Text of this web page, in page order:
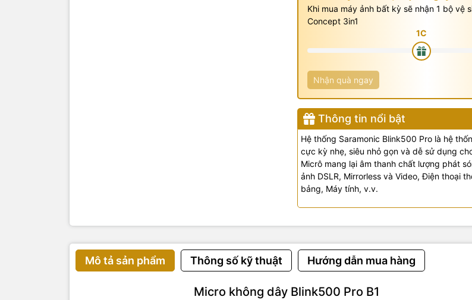
Khi mua máy ảnh bất kỳ sẽ nhận 1 bộ vệ
Concept 3in1
Nhận quà ngay
Thông tin nổi bật
Hệ thống Saramonic Blink500 Pro là hệ
cực kỳ nhẹ, siêu nhỏ gọn và dễ sử dụng
Micrô mang lại âm thanh chất lượng phát
ảnh DSLR, Mirrorless và Video, Điện thoại
bảng, Máy tính, v.v.
Mô tả sản phẩm Thông số kỹ thuật Hướng dẫn mua hàng
Micro không dây Blink500 Pro B1